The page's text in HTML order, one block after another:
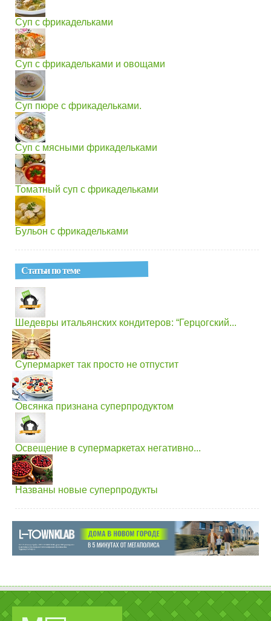
Суп с фрикадельками
Суп с фрикадельками и овощами
Суп пюре с фрикадельками.
Суп с мясными фрикадельками
Томатный суп с фрикадельками
Бульон с фрикадельками
Статьи по теме
Шедевры итальянских кондитеров: “Герцогский...
Супермаркет так просто не отпустит
Овсянка признана суперпродуктом
Освещение в супермаркетах негативно...
Названы новые суперпродукты